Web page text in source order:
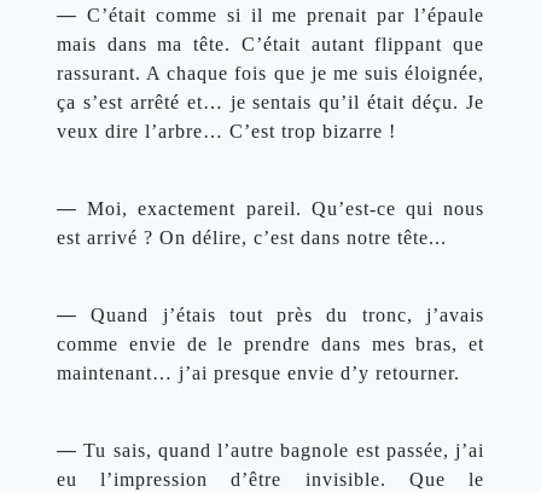
— C’était comme si il me prenait par l’épaule
mais dans ma tête. C’était autant flippant que
rassurant. A chaque fois que je me suis éloignée,
ça s’est arrêté et… je sentais qu’il était déçu. Je
veux dire l’arbre… C’est trop bizarre !
— Moi, exactement pareil. Qu’est-ce qui nous
est arrivé ? On délire, c’est dans notre tête...
— Quand j’étais tout près du tronc, j’avais
comme envie de le prendre dans mes bras, et
maintenant… j’ai presque envie d’y retourner.
— Tu sais, quand l’autre bagnole est passée, j’ai
eu l’impression d’être invisible. Que le